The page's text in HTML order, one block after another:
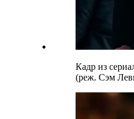
Кадр из
(реж. Сэм